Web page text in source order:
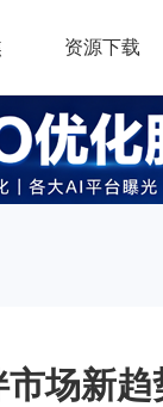
资源下载
场新趋